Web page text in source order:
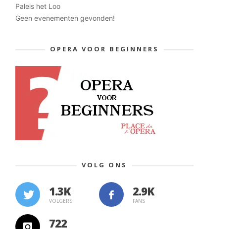
Paleis het Loo
Geen evenementen gevonden!
OPERA VOOR BEGINNERS
VOLG ONS
1.3K
VOLGERS FANS
722